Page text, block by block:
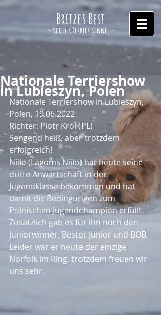
Britzes Best
- Norfolk Terrier Kennel -
Nationale Terriershow
in Lubieszyn, Polen
Nationale Terriershow in Lubieszyn,
Polen, 19.06.2022
Richter: Piotr Król (PL)
Sengend heiß, aber trotzdem
erfolgreich!
Niilo (Lagoms Niilo) hat heute seine
dritte Anwartschaft in der
Jugendklasse bekommen und hat
damit die Bedingungen zum
Polnischen Jugendchampion erfüllt.
Zusätzlich gab es für ihn noch den
Juniorwinner, Bester Junior und BOB.
Leider war er heute der einzige
Norfolk im Ring, trotzdem freuen wir
uns sehr.